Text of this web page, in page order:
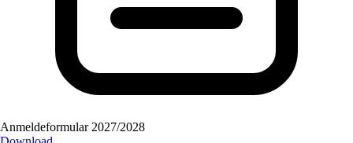
Anmeldeformular 2027/2028